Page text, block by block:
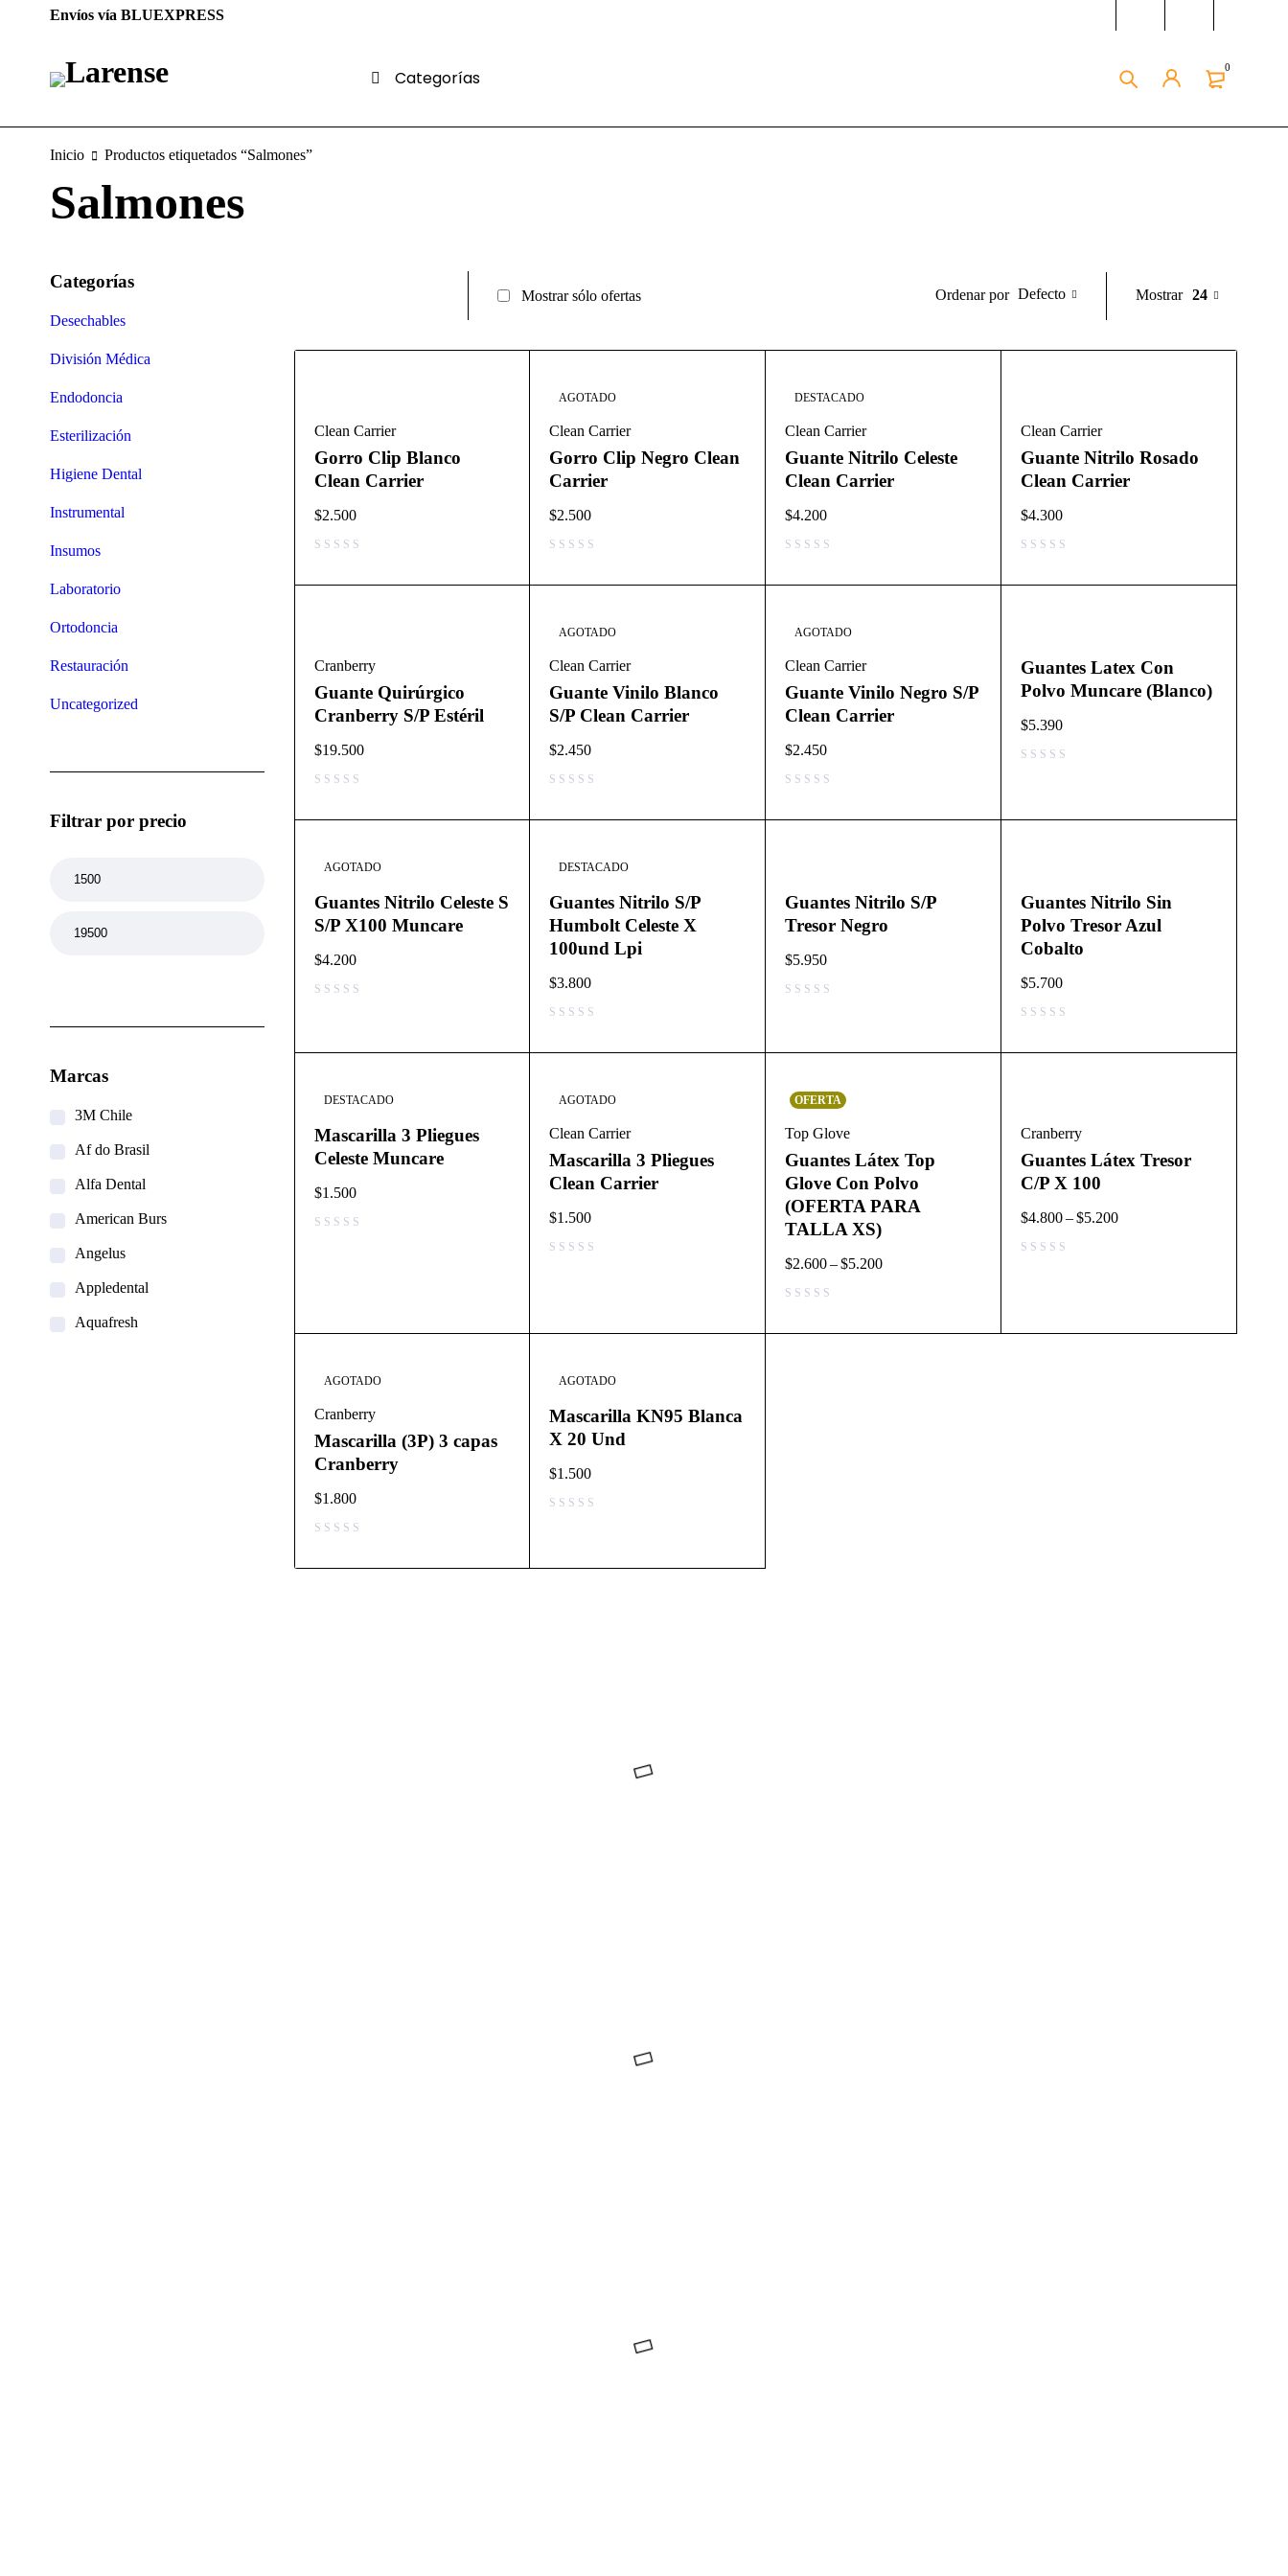
Envíos vía BLUEXPRESS
0
Categorías
Inicio Productos etiquetados “Salmones”
Salmones
Categorías
Desechables
División Médica
Endodoncia
Esterilización
Higiene Dental
Instrumental
Insumos
Laboratorio
Ortodoncia
Restauración
Uncategorized
Filtrar por precio
Marcas
3M Chile
Af do Brasil
Alfa Dental
American Burs
Angelus
Appledental
Aquafresh
Ordenar por Defecto
Mostrar sólo ofertas Mostrar 24
Clean Carrier
Gorro Clip Blanco
Clean Carrier
$2.500
AGOTADO
Clean Carrier
Gorro Clip Negro Clean
Carrier
$2.500
DESTACADO
Clean Carrier
Guante Nitrilo Celeste
Clean Carrier
$4.200
Clean Carrier
Guante Nitrilo Rosado
Clean Carrier
$4.300
Cranberry
Guante Quirúrgico
Cranberry S/P Estéril
$19.500
AGOTADO
Clean Carrier
Guante Vinilo Blanco
S/P Clean Carrier
$2.450
AGOTADO
Clean Carrier
Guante Vinilo Negro S/P
Clean Carrier
$2.450
Guantes Latex Con
Polvo Muncare (Blanco)
$5.390
AGOTADO
Guantes Nitrilo Celeste S
S/P X100 Muncare
$4.200
DESTACADO
Guantes Nitrilo S/P
Humbolt Celeste X
100und Lpi
$3.800
Guantes Nitrilo S/P
Tresor Negro
$5.950
Guantes Nitrilo Sin
Polvo Tresor Azul
Cobalto
$5.700
DESTACADO
Mascarilla 3 Pliegues
Celeste Muncare
$1.500
AGOTADO
Clean Carrier
Mascarilla 3 Pliegues
Clean Carrier
$1.500
OFERTA
Top Glove
Guantes Látex Top
Glove Con Polvo
(OFERTA PARA
TALLA XS)
$2.600–$5.200
Cranberry
Guantes Látex Tresor
C/P X 100
$4.800–$5.200
AGOTADO
Cranberry
Mascarilla (3P) 3 capas
Cranberry
$1.800
AGOTADO
Mascarilla KN95 Blanca
X 20 Und
$1.500